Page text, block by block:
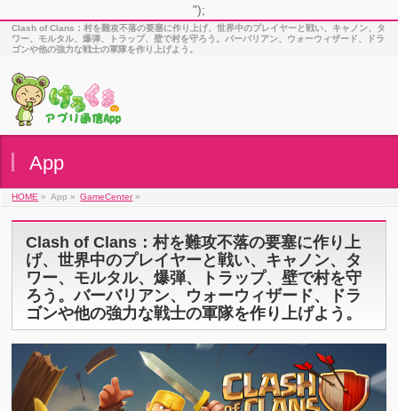
");
Clash of Clans：村を難攻不落の要塞に作り上げ、世界中のプレイヤーと戦い、キャノン、タ
ワー、モルタル、爆弾、トラップ、壁で村を守ろう。バーバリアン、ウォーウィザード、ドラ
ゴンや他の強力な戦士の軍隊を作り上げよう。
App
HOME » App » GameCenter»
Clash of Clans：村を難攻不落の要塞に作り上
げ、世界中のプレイヤーと戦い、キャノン、タ
ワー、モルタル、爆弾、トラップ、壁で村を守
ろう。バーバリアン、ウォーウィザード、ドラ
ゴンや他の強力な戦士の軍隊を作り上げよう。